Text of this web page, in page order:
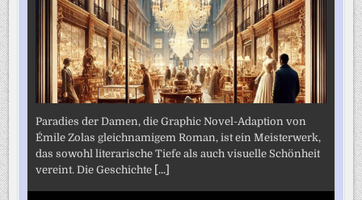
Paradies der Damen, die Graphic Novel-Adaption von
Émile Zolas gleichnamigem Roman, ist ein Meisterwerk,
das sowohl literarische Tiefe als auch visuelle Schönheit
vereint. Die Geschichte [...]